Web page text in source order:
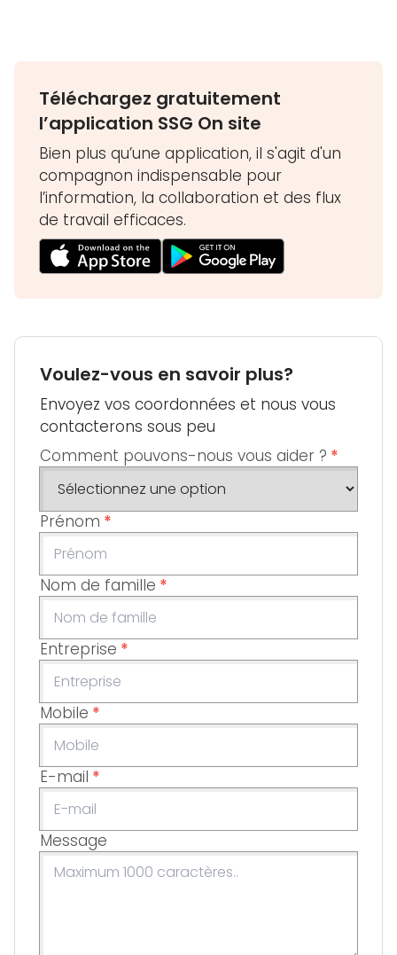
Téléchargez gratuitement
l’application SSG On site
Bien plus qu’une application, il s'agit d'un
compagnon indispensable pour
l’information, la collaboration et des flux
de travail efficaces.
Voulez-vous en savoir plus?
Envoyez vos coordonnées et nous vous
contacterons sous peu
Comment pouvons-nous vous aider ? *
Prénom *
Nom de famille *
Entreprise *
Mobile *
E-mail *
Message